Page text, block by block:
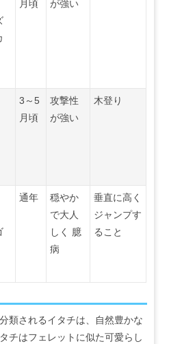
月頃
が強い
3～5
月頃
攻撃性
が強い
木登り
通年
穏やか
で大人
しく 臆
病
垂直に高く
ジャンプす
ること
類されるイタチは、自然豊かな
チはフェレットに似た可愛らし